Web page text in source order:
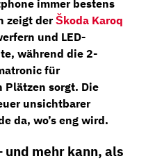
immer bestens
zeigt derŠkoda Karoq
und LED-
während die 2-
für
sorgt. Die
unsichtbarer
da, wo’s eng wird.
und mehr kann, als